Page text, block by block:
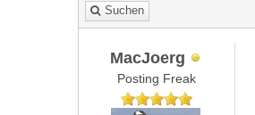
Suchen
MacJoerg
Posting Freak